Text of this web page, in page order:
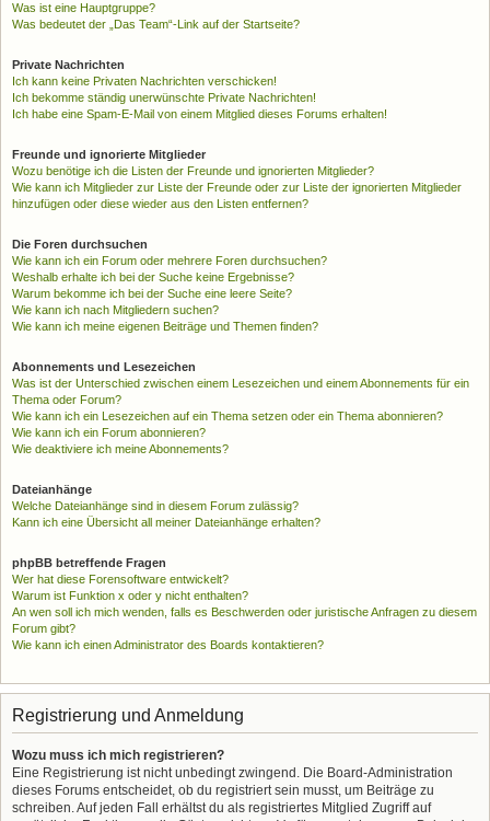
Was ist eine Hauptgruppe?
Was bedeutet der „Das Team“-Link auf der Startseite?
Private Nachrichten
Ich kann keine Privaten Nachrichten verschicken!
Ich bekomme ständig unerwünschte Private Nachrichten!
Ich habe eine Spam-E-Mail von einem Mitglied dieses Forums erhalten!
Freunde und ignorierte Mitglieder
Wozu benötige ich die Listen der Freunde und ignorierten Mitglieder?
Wie kann ich Mitglieder zur Liste der Freunde oder zur Liste der ignorierten Mitglieder
hinzufügen oder diese wieder aus den Listen entfernen?
Die Foren durchsuchen
Wie kann ich ein Forum oder mehrere Foren durchsuchen?
Weshalb erhalte ich bei der Suche keine Ergebnisse?
Warum bekomme ich bei der Suche eine leere Seite?
Wie kann ich nach Mitgliedern suchen?
Wie kann ich meine eigenen Beiträge und Themen finden?
Abonnements und Lesezeichen
Was ist der Unterschied zwischen einem Lesezeichen und einem Abonnements für ein
Thema oder Forum?
Wie kann ich ein Lesezeichen auf ein Thema setzen oder ein Thema abonnieren?
Wie kann ich ein Forum abonnieren?
Wie deaktiviere ich meine Abonnements?
Dateianhänge
Welche Dateianhänge sind in diesem Forum zulässig?
Kann ich eine Übersicht all meiner Dateianhänge erhalten?
phpBB betreffende Fragen
Wer hat diese Forensoftware entwickelt?
Warum ist Funktion x oder y nicht enthalten?
An wen soll ich mich wenden, falls es Beschwerden oder juristische Anfragen zu diesem
Forum gibt?
Wie kann ich einen Administrator des Boards kontaktieren?
Registrierung und Anmeldung
Wozu muss ich mich registrieren?
Eine Registrierung ist nicht unbedingt zwingend. Die Board-Administration
dieses Forums entscheidet, ob du registriert sein musst, um Beiträge zu
schreiben. Auf jeden Fall erhältst du als registriertes Mitglied Zugriff auf